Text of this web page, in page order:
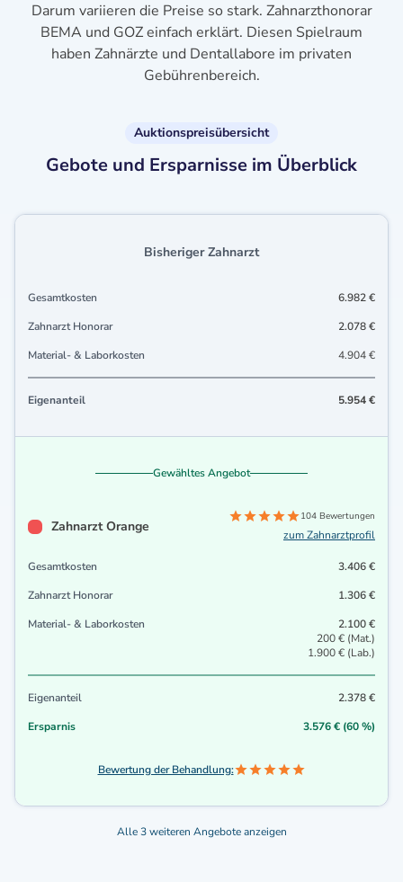
Darum variieren die Preise so stark. Zahnarzthonorar
BEMA und GOZ einfach erklärt. Diesen Spielraum
haben Zahnärzte und Dentallabore im privaten
Gebührenbereich.
Auktionspreisübersicht
Gebote und Ersparnisse im Überblick
Bisheriger Zahnarzt
Gesamtkosten
6.982 €
Zahnarzt Honorar
2.078 €
Material- & Laborkosten
4.904 €
Eigenanteil 5.954 €
Gewähltes Angebot
Zahnarzt Orange
104 Bewertungen
zum Zahnarztprofil
Gesamtkosten
3.406 €
Zahnarzt Honorar
1.306 €
Material- & Laborkosten
2.100 €
200 € (Mat.)
1.900 € (Lab.)
Eigenanteil
2.378 €
Ersparnis
3.576 € (60 %)
Bewertung der Behandlung:
Alle 3 weiteren Angebote anzeigen